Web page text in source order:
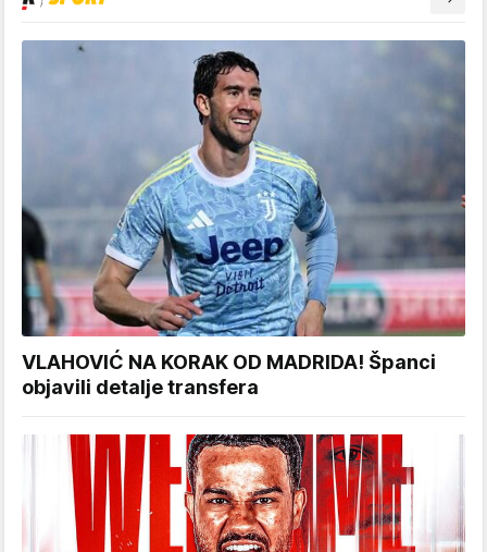
VLAHOVIĆ NA KORAK OD MADRIDA! Španci
objavili detalje transfera